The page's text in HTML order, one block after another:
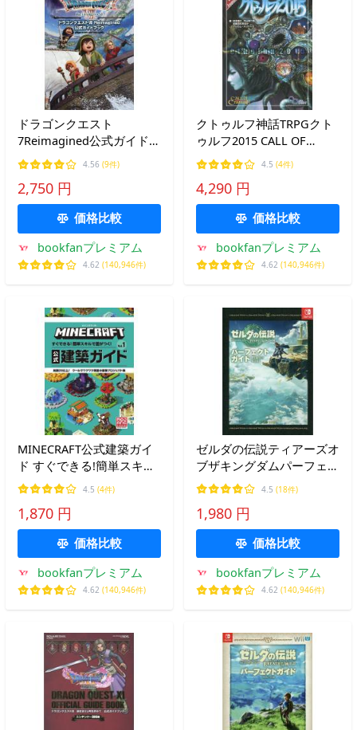
ドラゴンクエスト
7Reimagined公式ガイドブ
ック/ゲーム
4.56 (9件)
2,750 円
価格比較
bookfanプレミアム
4.62 (140,946件)
クトゥルフ神話TRPGクト
ゥルフ2015 CALL OF
CTHULHU/坂本雅之/内山
靖二郎/坂東真紅郎/ゲーム
4.5 (4件)
4,290 円
価格比較
bookfanプレミアム
4.62 (140,946件)
MINECRAFT公式建築ガイ
ド すぐできる!簡単スキル
で差がつく! Vol.1 総数20
以上!クールでワクワク満
載の建築プロジェクト集
4.5 (4件)
1,870 円
価格比較
bookfanプレミアム
4.62 (140,946件)
ゼルダの伝説ティアーズオ
ブザキングダムパーフェク
トガイド/ファミ通書籍編
集部
4.5 (18件)
1,980 円
価格比較
bookfanプレミアム
4.62 (140,946件)